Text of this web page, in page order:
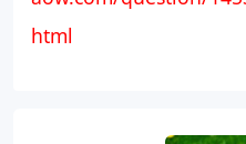
html